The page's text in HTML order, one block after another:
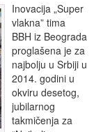
Inovacija „Super
vlakna” tima
BBH iz Beograda
proglašena je za
najbolju u Srbiji u
2014. godini u
okviru desetog,
jubilarnog
takmičenja za